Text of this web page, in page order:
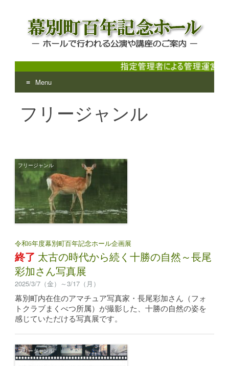
幕別町百年記念ホール
ホールで行われる公演や講座のご案内
Menu
to
content
フリージャンル
フリージャンル
令和6年度幕別町百年記念ホール企画展
終了 太古の時代から続く十勝の自然～長尾
彩加さん写真展
2025/3/7（金）～3/17（月）
幕別町内在住のアマチュア写真家・長尾彩加さん（フォ
トクラブまくべつ所属）が撮影した、十勝の自然の姿を
感じていただける写真展です。
フリージャンル